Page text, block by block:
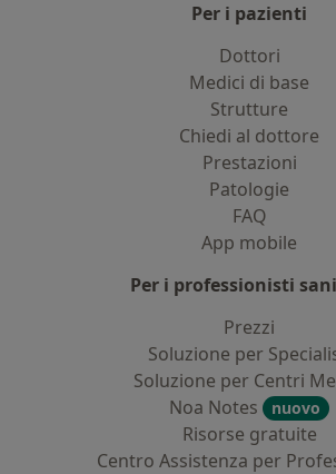
Per i pazienti
Dottori
Medici di base
Strutture
Chiedi al dottore
Prestazioni
Patologie
FAQ
App mobile
Per i professionisti
Prezzi
Soluzione per
Soluzione per Centri
Noa Notes
nuovo
Risorse gratuite
Centro Assistenza per